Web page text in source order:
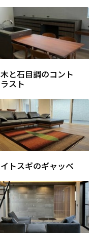
木と石目調のコント
ラスト
イトスギのギャッベ